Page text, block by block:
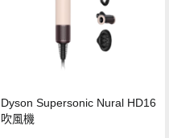
Dyson Supersonic Nural HD16
吹風機